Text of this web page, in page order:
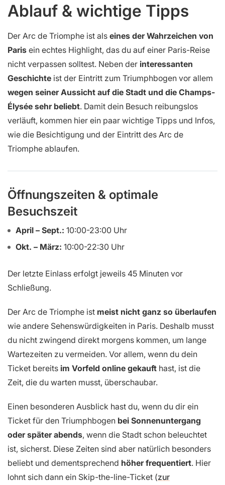
Ablauf & wichtige Tipps
Der Arc de Triomphe ist als eines der Wahrzeichen von
Paris ein echtes Highlight, das du auf einer Paris-Reise
nicht verpassen solltest. Neben der interessanten
Geschichte ist der Eintritt zum Triumphbogen vor allem
wegen seiner Aussicht auf die Stadt und die Champs-
Élysée sehr beliebt. Damit dein Besuch reibungslos
verläuft, kommen hier ein paar wichtige Tipps und Infos,
wie die Besichtigung und der Eintritt des Arc de
Triomphe ablaufen.
Öffnungszeiten & optimale
Besuchszeit
April – Sept.: 10:00-23:00 Uhr
Okt. – März: 10:00-22:30 Uhr
Der letzte Einlass erfolgt jeweils 45 Minuten vor
Schließung.
Der Arc de Triomphe ist meist nicht ganz so überlaufen
wie andere Sehenswürdigkeiten in Paris. Deshalb musst
du nicht zwingend direkt morgens kommen, um lange
Wartezeiten zu vermeiden. Vor allem, wenn du dein
Ticket bereits im Vorfeld online gekauft hast, ist die
Zeit, die du warten musst, überschaubar.
Einen besonderen Ausblick hast du, wenn du dir ein
Ticket für den Triumphbogen bei Sonnenuntergang
oder später abends, wenn die Stadt schon beleuchtet
ist, sicherst. Diese Zeiten sind aber natürlich besonders
beliebt und dementsprechend höher frequentiert. Hier
lohnt sich dann ein Skip-the-line-Ticket (zur